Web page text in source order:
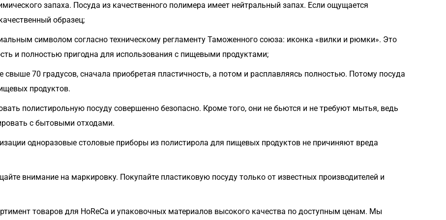
запаха. Посуда из качественного полимера имеет нейтральный запах. Если ощущается
образец;
символом согласно техническому регламенту Таможенного союза: иконка «вилки и рюмки». Это
и полностью пригодна для использования с пищевыми продуктами;
свыше 70 градусов, сначала приобретая пластичность, а потом и расплавляясь полностью. Потому посуда
продуктов.
полистирольную посуду совершенно безопасно. Кроме того, они не бьются и не требуют мытья, ведь
с бытовыми отходами.
одноразовые столовые приборы из полистирола для пищевых продуктов не причиняют вреда
внимание на маркировку. Покупайте пластиковую посуду только от известных производителей и
товаров для HoReCa и упаковочных материалов высокого качества по доступным ценам. Мы